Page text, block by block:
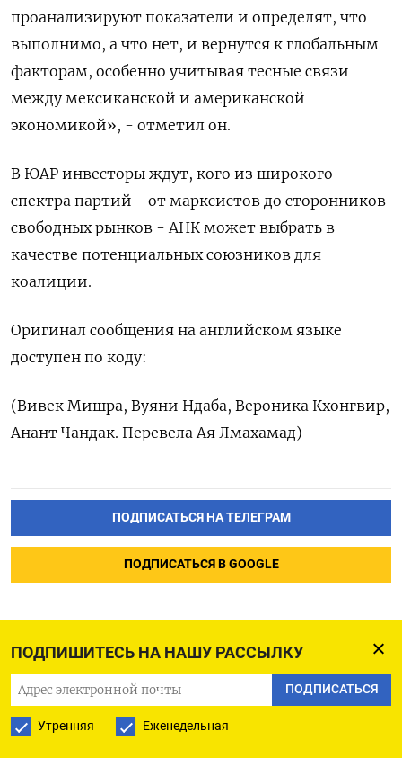
ПОДПИШИТЕСЬ НА НАШУ РАССЫЛКУ
ПОДПИСАТЬСЯ
Утренняя Еженедельная
проанализируют показатели и определят, что
выполнимо, а что нет, и вернутся к глобальным
факторам, особенно учитывая тесные связи
между мексиканской и американской
экономикой», - отметил он.
В ЮАР инвесторы ждут, кого из широкого
спектра партий - от марксистов до сторонников
свободных рынков - АНК может выбрать в
качестве потенциальных союзников для
коалиции.
Оригинал сообщения на английском языке
доступен по коду:
(Вивек Мишра, Вуяни Ндаба, Вероника Кхонгвир,
Анант Чандак. Перевела Ая Лмахамад)
ПОДПИСАТЬСЯ НА ТЕЛЕГРАМ
ПОДПИСАТЬСЯ В GOOGLE
Глава Росатома: Пуск
первого блока АЭС Аккую в